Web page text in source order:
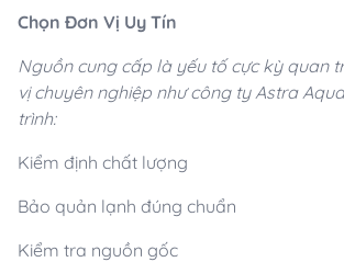
Chọn Đơn Vị Uy Tín
Nguồn cung cấp là yếu tố cực kỳ quan
vị chuyên nghiệp như công ty Astra
trình:
Kiểm định chất lượng
Bảo quản lạnh đúng chuẩn
Kiểm tra nguồn gốc